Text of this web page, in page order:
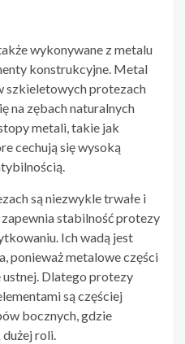
wykonywane z metalu
konstrukcyjne. Metal
szkieletowych protezach
na zębach naturalnych
metali, takie jak
cechują się wysoką
są niezwykle trwałe i
stabilność protezy
Ich wadą jest
ponieważ metalowe części
Dlatego protezy
są częściej
bocznych, gdzie
roli.